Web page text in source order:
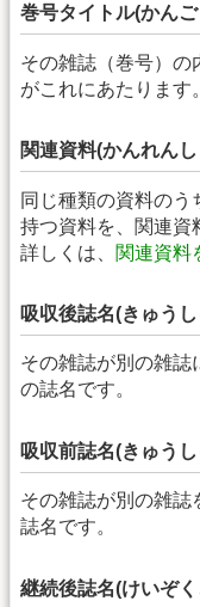
巻号タイトル(かん
その雑誌（巻号）の
がこれにあたります。
関連資料(かんれん
同じ種類の資料のう
持つ資料を、関連資
詳しくは、 関連資料
吸収後誌名(きゅう
その雑誌が別の雑誌
の誌名です。
吸収前誌名(きゅう
その雑誌が別の雑誌
誌名です。
継続後誌名(けいぞ